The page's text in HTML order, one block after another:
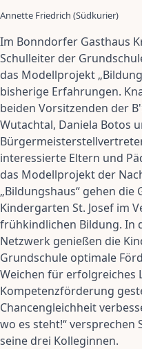
Annette Friedrich (Südkurier)
Im Bonndorfer Gasthaus
Schulleiter der
das Modellprojekt
bisherige Erfahrungen.
beiden Vorsitzenden der
Wutachtal, Daniela Botos
interessierte Eltern und
das Modellprojekt der
„Bildungshaus“ gehen
Kindergarten St. Josef im
frühkindlichen Bildung. In
Netzwerk genießen die
Grundschule optimale
Weichen für erfolgreiches
Kompetenzförderung
Chancengleichheit
wo es steht!“ versprechen
seine drei Kolleginnen.